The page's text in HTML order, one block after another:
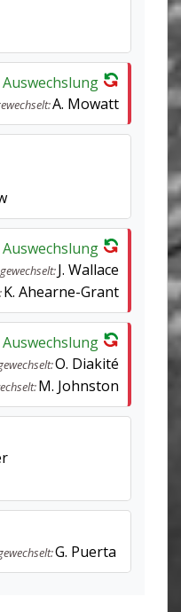
Auswechslung
A. Mowatt
Auswechslung
J. Wallace
K. Ahearne-Grant
Auswechslung
O. Diakité
M. Johnston
G. Puerta